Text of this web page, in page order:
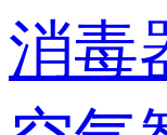
消毒